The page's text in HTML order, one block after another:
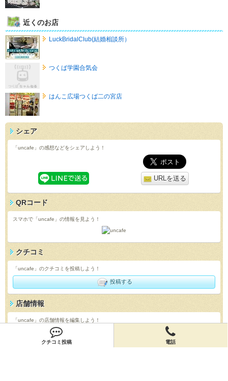
クチコミ投稿 電話
近くのお店
LuckBridalClub(結婚相談所）
つくば学園合気会
はんこ広場つくば二の宮店
シェア
「uncafe」の感想などをシェアしよう！
URLを送る
QRコード
スマホで「uncafe」の情報を見よう！
クチコミ
「uncafe」のクチコミを投稿しよう！
投稿する
店舗情報
「uncafe」の店舗情報を編集しよう！